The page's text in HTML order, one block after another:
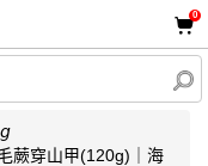
0
蕨穿山甲(120g)｜海